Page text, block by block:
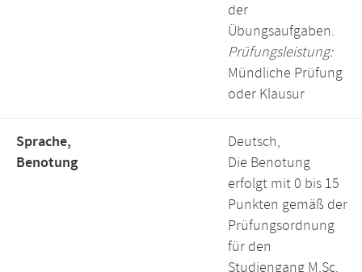
der
Übungsaufgaben.
Prüfungsleistung:
Mündliche Prüfung
oder Klausur
Sprache,
Benotung
Deutsch,
Die Benotung
erfolgt mit 0 bis 15
Punkten gemäß der
Prüfungsordnung
für den
Studiengang M.Sc.